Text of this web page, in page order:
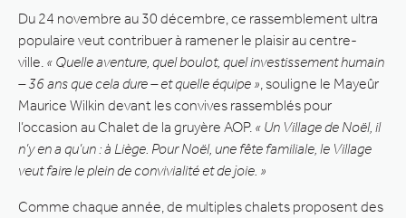
Du 24 novembre au 30 décembre, ce rassemblement ultra
populaire veut contribuer à ramener le plaisir au centre-
ville. « Quelle aventure, quel boulot, quel investissement humain
– 36 ans que cela dure – et quelle équipe » , souligne le Mayeûr
Maurice Wilkin devant les convives rassemblés pour
l’occasion au Chalet de la gruyère AOP. « Un Village de Noël, il
n’y en a qu’un : à Liège. Pour Noël, une fête familiale, le Village
veut faire le plein de convivialité et de joie. »
Comme chaque année, de multiples chalets proposent des